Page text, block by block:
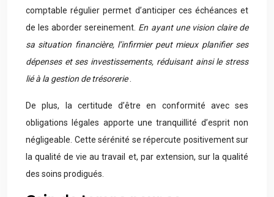
comptable régulier permet d’anticiper ces échéances et
de les aborder sereinement. En ayant une vision claire de
sa situation financière, l’infirmier peut mieux planifier ses
dépenses et ses investissements, réduisant ainsi le stress
lié à la gestion de trésorerie
De plus, la certitude d’être en conformité avec ses
obligations légales apporte une tranquillité d’esprit non
négligeable. Cette sérénité se répercute positivement sur
la qualité de vie au travail et, par extension, sur la qualité
des soins prodigués.